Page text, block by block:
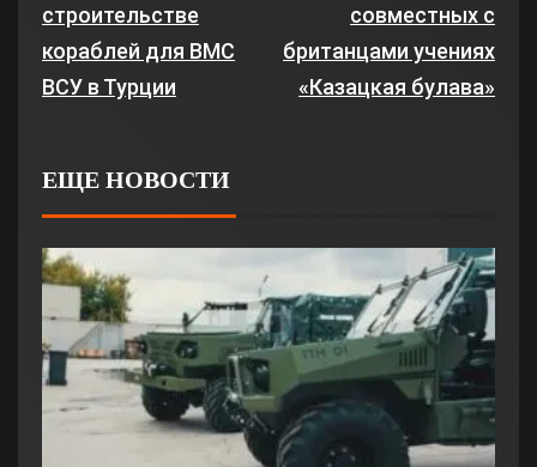
строительстве
кораблей для ВМС
ВСУ в Турции
совместных с
британцами учениях
«Казацкая булава»
ЕЩЕ НОВОСТИ